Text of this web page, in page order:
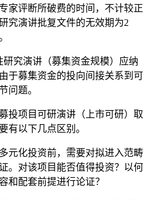
家评断所破费的时间，不计较正
究演讲批复文件的无效期为2
究演讲（募集资金规模）应纳
于募集资金的投向间接关系到可
问题。
项目可研演讲（上市可研）取
有以下几点区别。
化投资前，需要对拟进入范畴
。对该项目能否值得投资？以何
和配套前提进行论证？